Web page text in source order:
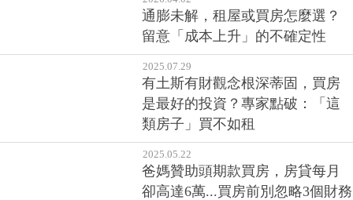
通膨未解，租屋或買房怎麼選？
留意「成本上升」的不確定性
2025.07.29
有土斯有財觀念根深蒂固，買房
是最好的投資？專家點破：「這
類房子」買不如租
2025.05.22
爸媽贊助頭期款買房，房貸每月
卻高達6萬...買房前別忽略3個財務